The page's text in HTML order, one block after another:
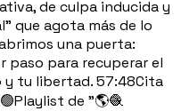
de culpa inducida y
que agota más de lo
una puerta:
paso para recuperar el
tu libertad. 57:48Cita
de "🌎🧶